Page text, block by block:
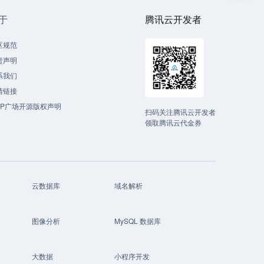
规范
声明
我们
链接
广场开源版权声明
腾讯云开发者
扫码关注腾讯云开发者
领取腾讯云代金券
云数据库 域名解析
图像分析 MySQL 数据库
大数据 小程序开发